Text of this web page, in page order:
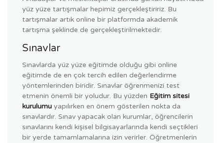
yüz yüze tartışmalar hepimiz gerçekleştiririz. Bu
tartışmalar artık online bir platformda akademik
tartışma şeklinde de gerçekleştirilmektedir.
Sınavlar
Sınavlarda yüz yüze eğitimde olduğu gibi online
eğitimde de en çok tercih edilen değerlendirme
yöntemlerinden biridir. Sınavlar öğrenmenizi test
etmenin önemli bir yoludur. Bu yüzden Eğitim sitesi
kurulumu yapılırken en önem gösterilen nokta da
sınavlardır. Sınav yapacak olan kurumlar, öğrencilerin
sınavlarını kendi kişisel bilgisayarlarında kendi seçtikleri
bir yerde tamamlamalarına izin verirler. Öğretmenlerin